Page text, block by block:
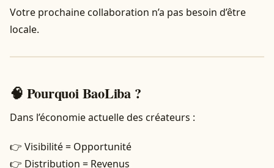
Votre prochaine collaboration n’a pas besoin d’être
locale.
🧠 Pourquoi BaoLiba ?
Dans l’économie actuelle des créateurs :
👉 Visibilité = Opportunité
👉 Distribution = Revenus